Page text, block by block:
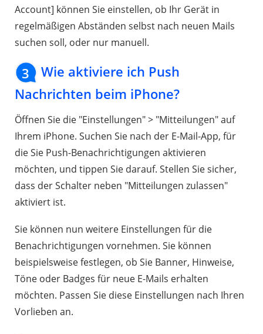
Account] können Sie einstellen, ob Ihr Gerät in
regelmäßigen Abständen selbst nach neuen Mails
suchen soll, oder nur manuell.
3
Wie aktiviere ich Push
Nachrichten beim iPhone?
Öffnen Sie die "Einstellungen" > "Mitteilungen" auf
Ihrem iPhone. Suchen Sie nach der E-Mail-App, für
die Sie Push-Benachrichtigungen aktivieren
möchten, und tippen Sie darauf. Stellen Sie sicher,
dass der Schalter neben "Mitteilungen zulassen"
aktiviert ist.
Sie können nun weitere Einstellungen für die
Benachrichtigungen vornehmen. Sie können
beispielsweise festlegen, ob Sie Banner, Hinweise,
Töne oder Badges für neue E-Mails erhalten
möchten. Passen Sie diese Einstellungen nach Ihren
Vorlieben an.